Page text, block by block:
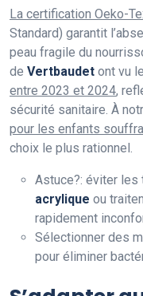
La certification Oeko-
Standard) garantit
peau fragile du
de Vertbaudet ont vu
entre 2023 et 2024,
sécurité sanitaire. À
pour les enfants
choix le plus rationnel.
Astuce?: éviter
acrylique ou
rapidement
Sélectionner des
pour éliminer